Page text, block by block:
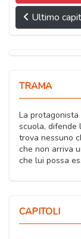
Ultimo
TRAMA
La
scuola, difende
trova nessuno
che non arriva
che lui possa
CAPITOLI